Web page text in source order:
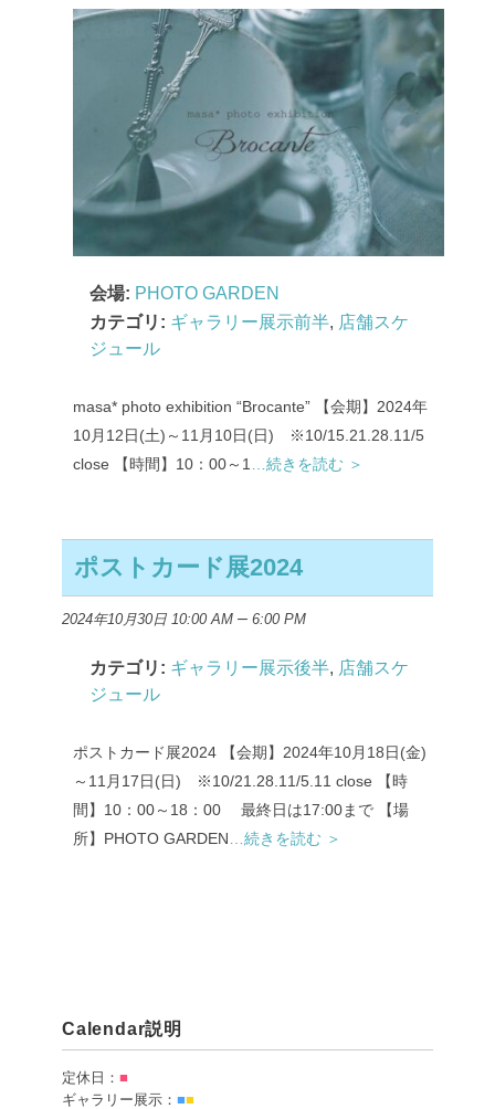
会場: PHOTO GARDEN
カテゴリ: ギャラリー展示前半, 店舗スケ
ジュール
masa* photo exhibition “Brocante” 【会期】2024年
10月12日(土)～11月10日(日) ※10/15.21.28.11/5
close 【時間】10：00～1
…続きを読む ＞
ポストカード展2024
2024年10月30日 10:00 AM – 6:00 PM
カテゴリ: ギャラリー展示後半, 店舗スケ
ジュール
ポストカード展2024 【会期】2024年10月18日(金)
～11月17日(日) ※10/21.28.11/5.11 close 【時
間】10：00～18：00 最終日は17:00まで 【場
所】PHOTO GARDEN …続きを読む ＞
Calendar説明
定休日： ■
ギャラリー展示： ■■